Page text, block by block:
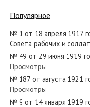
№ 161 от июля 1971
№ 273 от ноября 1969
Популярное
№ 1 от 18 апреля 1917
Совета рабочих и
№ 49 от 29 июня 1919
Просмотры
№ 187 от августа 1921
Просмотры
№ 9 от 14 января 1919